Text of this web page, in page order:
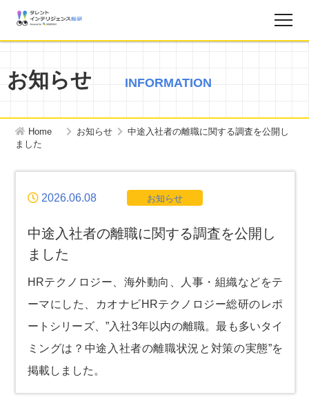
タレントインテリジェンス総研とは？
個人情報保護方針
サイトマップ
お知らせ INFORMATION
Home お知らせ
中途入社者の離職に関する調査を公開し
ました
2026.06.08 お知らせ
中途入社者の離職に関する調査を公開し
ました
HRテクノロジー、海外動向、人事・組織などをテ
ーマにした、カオナビHRテクノロジー総研のレポ
ートシリーズ、”入社3年以内の離職。最も多いタイ
ミングは？中途入社者の離職状況と対策の実態”を
掲載しました。